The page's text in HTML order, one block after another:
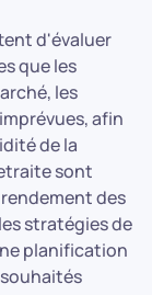
d'évaluer
que les
les
afin
de la
sont
des
stratégies de
planification